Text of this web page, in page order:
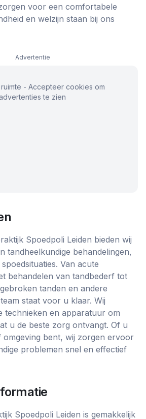
voor een comfortabele
en welzijn staan bij ons
Advertentie
- Accepteer cookies om
te zien
Spoedpoli Leiden bieden wij
tandheelkundige behandelingen,
Van acute
behandelen van tandbederf tot
tanden en andere
staat voor u klaar. Wij
technieken en apparatuur om
u de beste zorg ontvangt. Of u
omgeving bent, wij zorgen ervoor
problemen snel en effectief
Spoedpoli Leiden is gemakkelijk